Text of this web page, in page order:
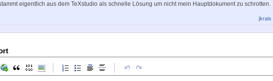
eigentlich aus dem TeXstudio als schnelle Lösung um nicht mein Hauptdokument zu schrotten.
jkrais